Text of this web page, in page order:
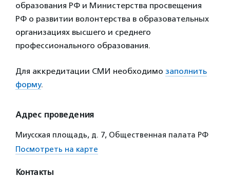
образования РФ и Министерства просвещения
РФ о развитии волонтерства в образовательных
организациях высшего и среднего
профессионального образования.
Для аккредитации СМИ необходимо заполнить
форму.
Адрес проведения
Миусская площадь, д. 7, Общественная палата РФ
Посмотреть на карте
Контакты